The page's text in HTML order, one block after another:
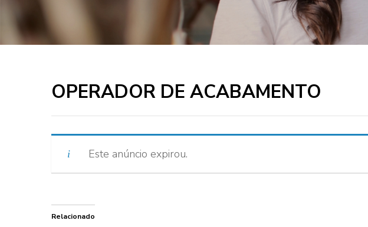
OPERADOR DE ACABAMENTO
Este anúncio expirou.
Relacionado